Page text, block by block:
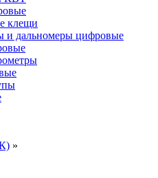
клещи
и дальномеры цифровые
»